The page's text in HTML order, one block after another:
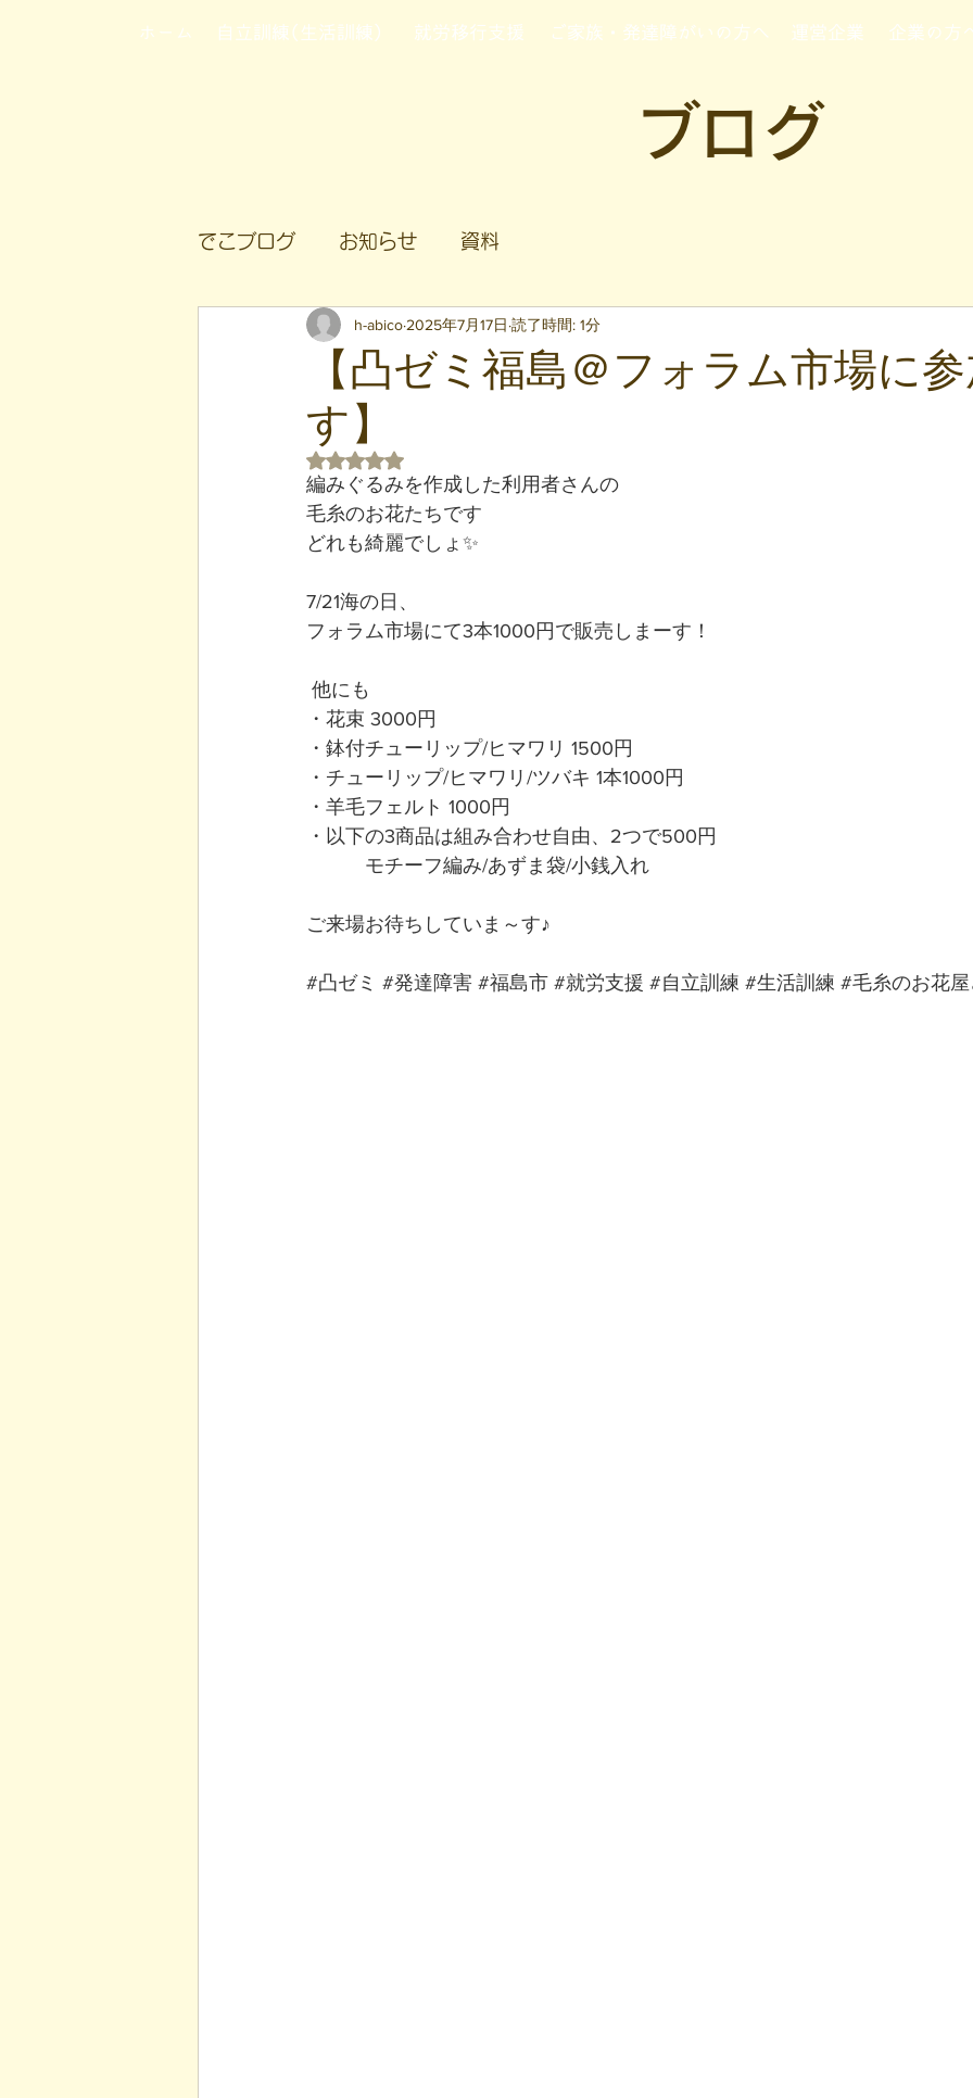
ホーム 自立訓練(生活訓練) 就労移行支援 ご家族・発達障がいの方へ 運営企業 企業の方
ブログ
でこブログ お知らせ 資料
【凸ゼミ福島＠フォラム市場に
す】
h-abico 2025年7月17日 読了時間: 1分
5つ星のうちNaNと評価されています。
編みぐるみを作成した利用者さんの
毛糸のお花たちです
どれも綺麗でしょ✨
7/21海の日、
フォラム市場にて3本1000円で販売しまーす！
他にも
・花束 3000円
・鉢付チューリップ/ヒマワリ 1500円
・チューリップ/ヒマワリ/ツバキ 1本1000円
・羊毛フェルト 1000円
・以下の3商品は組み合わせ自由、2つで500円
モチーフ編み/あずま袋/小銭入れ
ご来場お待ちしていま～す♪
#凸ゼミ #発達障害 #福島市 #就労支援 #自立訓練 #生活訓練 #毛糸のお花